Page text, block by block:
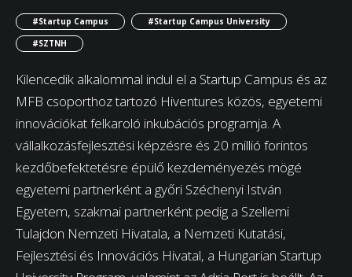
#Startup Campus
#Startup Campus University
#SZTNH
Kilencedik alkalommal indul el a Startup Campus és az
MFB csoporthoz tartozó Hiventures közös, egyetemi
innovációkat felkaroló inkubációs programja. A
vállalkozásfejlesztési képzésre és 20 millió forintos
kezdőbefektetésre épülő kezdeményezés mögé
egyetemi partnerként a győri Széchenyi István
Egyetem, szakmai partnerként pedig a Szellemi
Tulajdon Nemzeti Hivatala, a Nemzeti Kutatási,
Fejlesztési és Innovációs Hivatal, a Hungarian Startup